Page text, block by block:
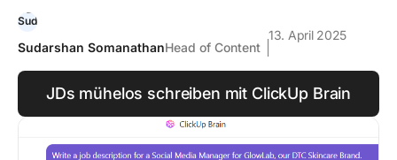
Sudarshan SomanathanHead of Content
13. April 2025
JDs mühelos schreiben mit ClickUp Brain